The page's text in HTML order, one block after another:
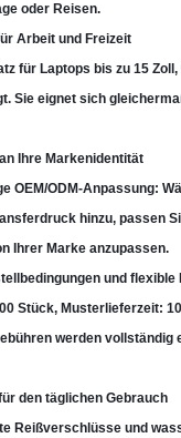
oder Reisen.
Arbeit und Freizeit
für Laptops bis zu 15
Sie eignet sich
Ihre Markenidentität
OEM/ODM-Anpassung:
hinzu, passen
Ihrer Marke anzupassen.
und flexible
Stück, Musterlieferzeit:
werden
den täglichen Gebrauch
Reißverschlüsse und